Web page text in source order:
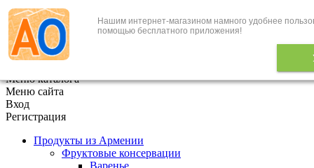
Нашим интернет-магазином намного удобнее
помощью бесплатного приложения!
+7 (495) 646-888-1
В корзине 0 товаров
Меню каталога
Меню сайта
Вход
Регистрация
Продукты из Армении
Фруктовые консервации
Варенье